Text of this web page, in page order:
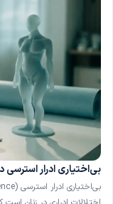
بی‌اختیاری ادرار